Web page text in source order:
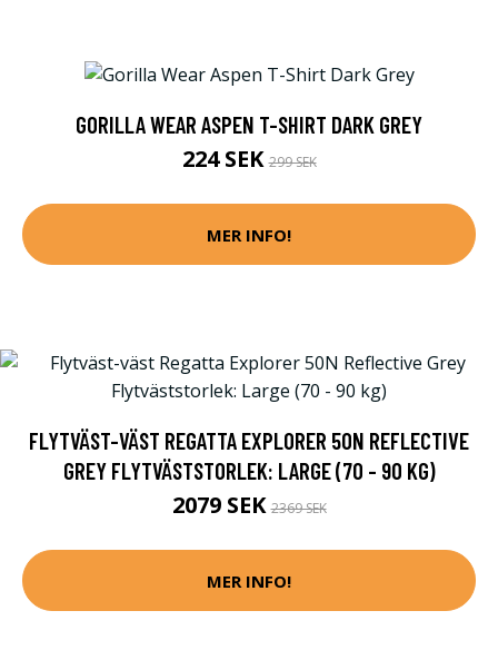
GORILLA WEAR ASPEN T-SHIRT DARK GREY
224 SEK299 SEK
MER INFO!
FLYTVÄST-VÄST REGATTA EXPLORER 50N REFLECTIVE
GREY FLYTVÄSTSTORLEK: LARGE (70 - 90 KG)
2079 SEK2369 SEK
MER INFO!